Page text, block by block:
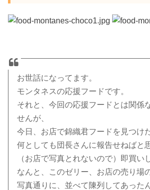
お世話になってます。
モンタネスの応援フードです。
それと、今回の応援フードとは関係
せんが、
今日、お店で錦織君フードを見つけ
何としても団長さんに報告せねばと
（お店で写真とれないので）即買い
なんと、このゼリー、お店の売り場
写真通りに、並べて陳列してあった